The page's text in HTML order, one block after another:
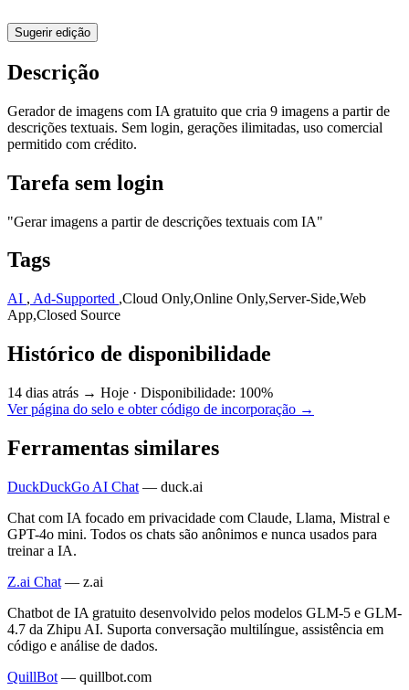
Sugerir edição
Descrição
Gerador de imagens com IA gratuito que cria 9 imagens a partir de
descrições textuais. Sem login, gerações ilimitadas, uso comercial
permitido com crédito.
Tarefa sem login
"Gerar imagens a partir de descrições textuais com IA"
Tags
AI , Ad-Supported ,Cloud Only,Online Only,Server-Side,Web
App,Closed Source
Histórico de disponibilidade
14 dias atrás → Hoje · Disponibilidade: 100%
Ver página do selo e obter código de incorporação →
Ferramentas similares
DuckDuckGo AI Chat — duck.ai
Chat com IA focado em privacidade com Claude, Llama, Mistral e
GPT-4o mini. Todos os chats são anônimos e nunca usados para
treinar a IA.
Z.ai Chat — z.ai
Chatbot de IA gratuito desenvolvido pelos modelos GLM-5 e GLM-
4.7 da Zhipu AI. Suporta conversação multilíngue, assistência em
código e análise de dados.
QuillBot — quillbot.com